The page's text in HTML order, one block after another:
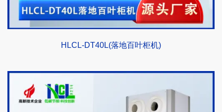
HLCL-DT40L(落地百叶柜机)